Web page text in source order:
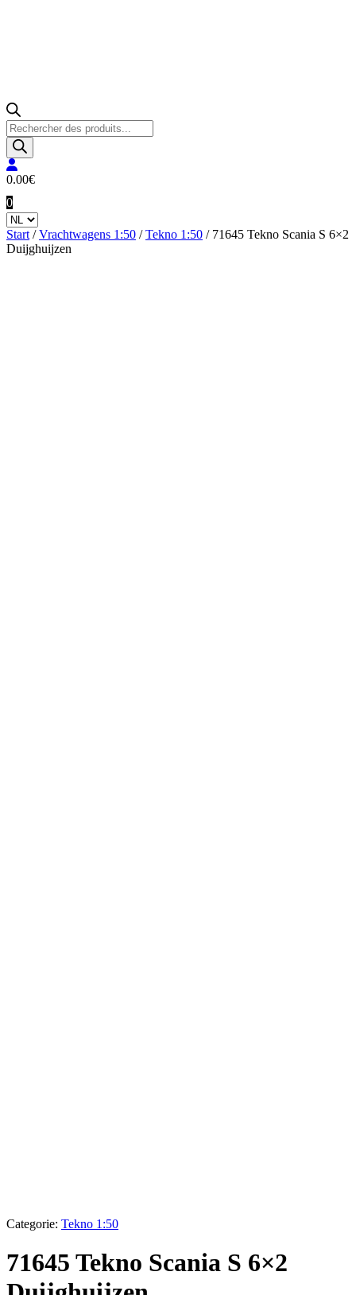
Producten
zoeken
0.00€
0
Start /Vrachtwagens 1:50 /Tekno 1:50 / 71645 Tekno Scania S 6×2
Duijghuijzen
Categorie: Tekno 1:50
71645 Tekno Scania S 6×2